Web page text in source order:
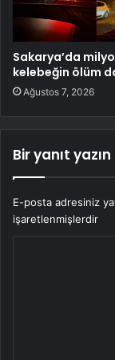
Sakarya’da
kelebeğin ölüm
Ağustos 7, 2026
Bir yanıt yazın
E-posta adresiniz
işaretlenmişlerdir